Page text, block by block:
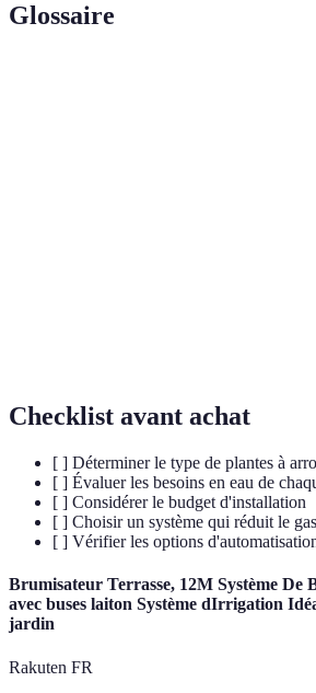
Glossaire
Checklist avant achat
[ ] Déterminer le type de plantes à
[ ] Évaluer les besoins en eau de
[ ] Considérer le budget d'installation
[ ] Choisir un système qui réduit le
[ ] Vérifier les options
Brumisateur Terrasse, 12M Système De
avec buses laiton Système dIrrigation
jardin
Rakuten FR